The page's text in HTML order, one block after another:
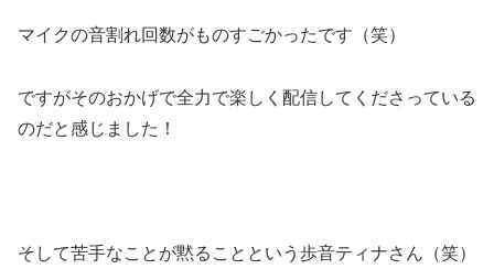
マイクの音割れ回数がものすごかったです（笑）
ですがそのおかげで全力で楽しく配信してくださっている
のだと感じました！
そして苦手なことが黙ることという歩音ティナさん（笑）